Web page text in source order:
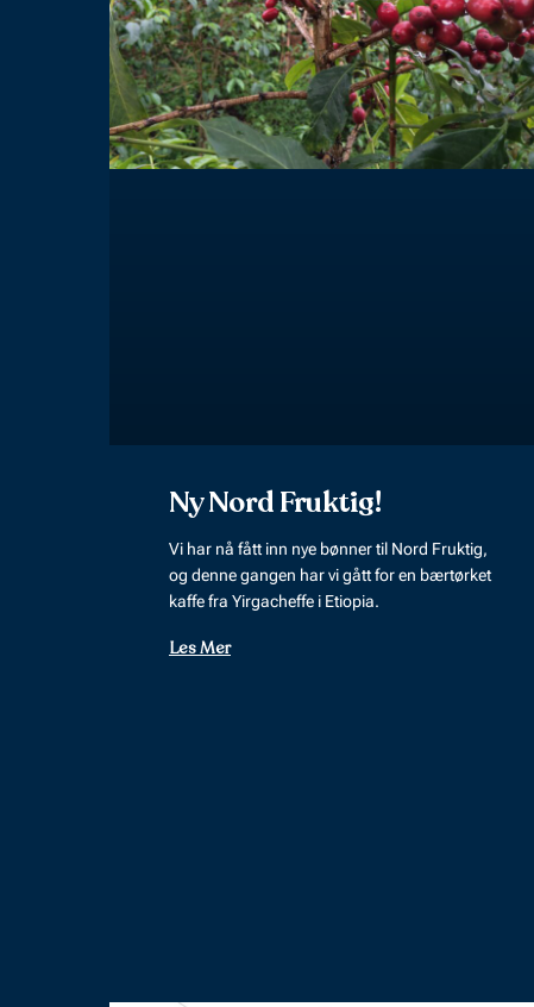
Ny Nord Fruktig!
Vi har nå fått inn nye bønner til Nord Fruktig,
og denne gangen har vi gått for en bærtørket
kaffe fra Yirgacheffe i Etiopia.
Les Mer